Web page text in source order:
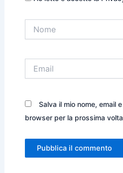
Salva il mio nome, email
browser per la prossima